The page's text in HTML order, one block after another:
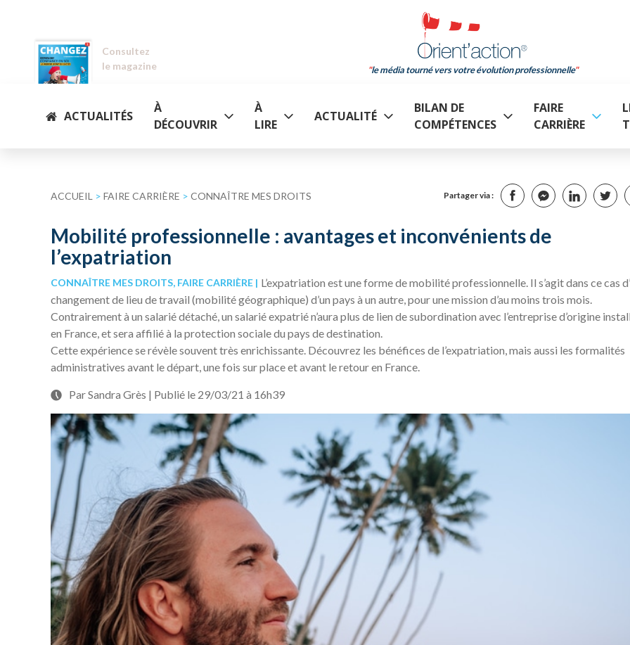
Consultez
le magazine
le média tourné vers votre évolution professionnelle
ACTUALITÉS
À
DÉCOUVRIR
À
LIRE
ACTUALITÉ
BILAN DE
COMPÉTENCES
FAIRE
CARRIÈRE
ACCUEIL > FAIRE CARRIÈRE > CONNAÎTRE MES DROITS Partager via :
Mobilité professionnelle : avantages et inconvénients de
l’expatriation
CONNAÎTRE MES DROITS, FAIRE CARRIÈRE
L’expatriation est une forme de mobilité professionnelle. Il s’agit dans ce cas
changement de lieu de travail (mobilité géographique) d’un pays à un autre, pour une mission d’au moins trois mois.
Contrairement à un salarié détaché, un salarié expatrié n’aura plus de lien de subordination avec l’entreprise d’origine
en France, et sera affilié à la protection sociale du pays de destination.
Cette expérience se révèle souvent très enrichissante. Découvrez les bénéfices de l’expatriation, mais aussi les formalités
administratives avant le départ, une fois sur place et avant le retour en France.
Par Sandra Grès | Publié le 29/03/21 à 16h39